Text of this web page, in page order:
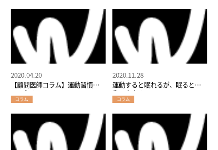
【顧問医師コラム】運動習慣を
言語化する
2020.04.20
コラム
運動すると眠れるが、眠ると運
動も向上する
2020.11.28
コラム